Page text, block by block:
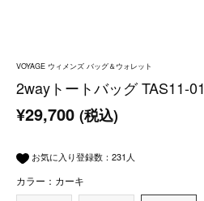
VOYAGE ウィメンズ バッグ＆ウォレット
2wayトートバッグ TAS11-01
¥29,700 (税込)
お気に入り登録数： 231 人
カラー：カーキ